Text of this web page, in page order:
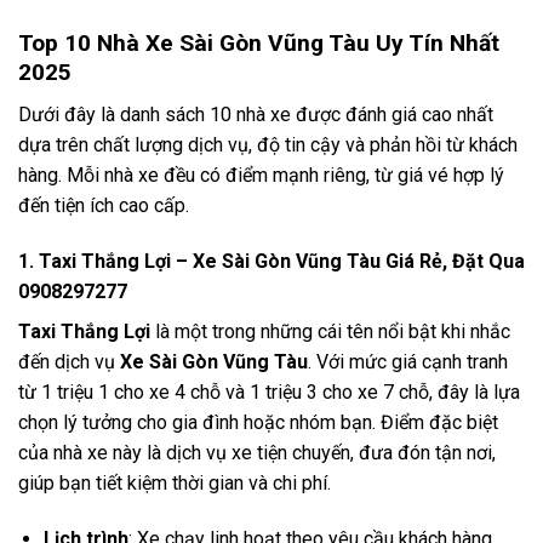
Top 10 Nhà Xe Sài Gòn Vũng Tàu Uy Tín Nhất
2025
Dưới đây là danh sách 10 nhà xe được đánh giá cao nhất
dựa trên chất lượng dịch vụ, độ tin cậy và phản hồi từ khách
hàng. Mỗi nhà xe đều có điểm mạnh riêng, từ giá vé hợp lý
đến tiện ích cao cấp.
1. Taxi Thắng Lợi – Xe Sài Gòn Vũng Tàu Giá Rẻ, Đặt Qua
0908297277
Taxi Thắng Lợi là một trong những cái tên nổi bật khi nhắc
đến dịch vụ Xe Sài Gòn Vũng Tàu. Với mức giá cạnh tranh
từ 1 triệu 1 cho xe 4 chỗ và 1 triệu 3 cho xe 7 chỗ, đây là lựa
chọn lý tưởng cho gia đình hoặc nhóm bạn. Điểm đặc biệt
của nhà xe này là dịch vụ xe tiện chuyến, đưa đón tận nơi,
giúp bạn tiết kiệm thời gian và chi phí.
Lịch trình: Xe chạy linh hoạt theo yêu cầu khách hàng,